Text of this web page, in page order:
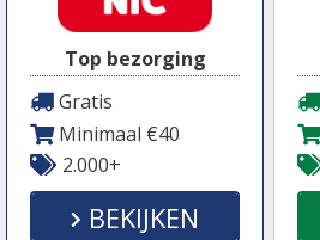
Top bezorging
Gratis
Minimaal €40
2.000+
BEKIJKEN